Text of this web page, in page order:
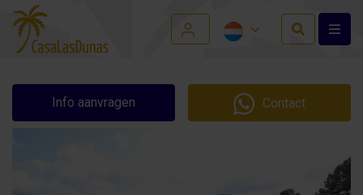
Info aanvragen Contact